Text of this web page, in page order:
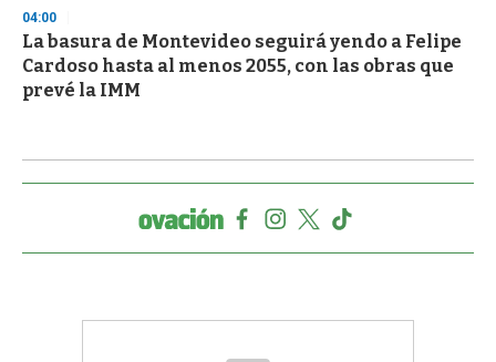
04:00
La basura de Montevideo seguirá yendo a Felipe
Cardoso hasta al menos 2055, con las obras que
prevé la IMM